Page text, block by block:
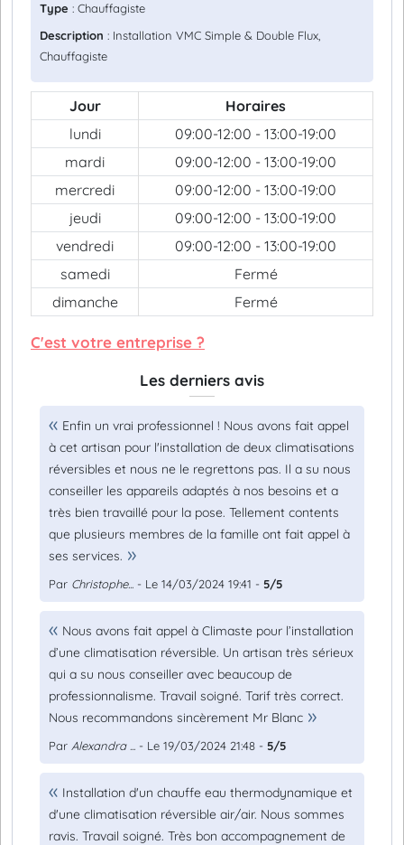
Type : Chauffagiste
Description : Installation VMC Simple & Double Flux,
Chauffagiste
Jour
Horaires
lundi
09:00-12:00 - 13:00-19:00
mardi
09:00-12:00 - 13:00-19:00
mercredi
09:00-12:00 - 13:00-19:00
jeudi
09:00-12:00 - 13:00-19:00
vendredi
09:00-12:00 - 13:00-19:00
samedi
Fermé
dimanche
Fermé
C'est votre entreprise ?
Les derniers avis
Enfin un vrai professionnel ! Nous avons fait appel
à cet artisan pour l'installation de deux climatisations
réversibles et nous ne le regrettons pas. Il a su nous
conseiller les appareils adaptés à nos besoins et a
très bien travaillé pour la pose. Tellement contents
que plusieurs membres de la famille ont fait appel à
ses services.
Par Christophe... - Le 14/03/2024 19:41 - 5/5
Nous avons fait appel à Climaste pour l’installation
d’une climatisation réversible. Un artisan très sérieux
qui a su nous conseiller avec beaucoup de
professionnalisme. Travail soigné. Tarif très correct.
Nous recommandons sincèrement Mr Blanc
Par Alexandra ... - Le 19/03/2024 21:48 - 5/5
Installation d'un chauffe eau thermodynamique et
d'une climatisation réversible air/air. Nous sommes
ravis. Travail soigné. Très bon accompagnement de